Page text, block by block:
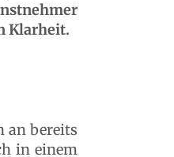
Klarheit.
an bereits
in einem